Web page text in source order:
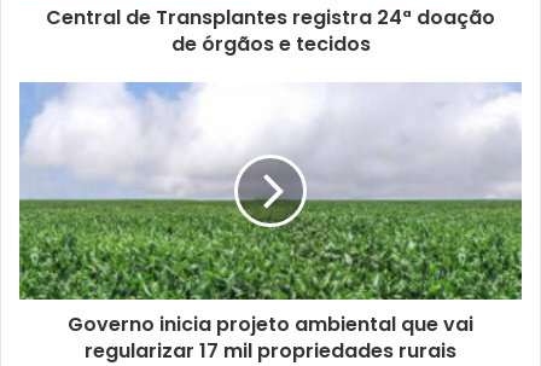
e
m
a
l
Central de Transplantes registra 24ª doação
de órgãos e tecidos
Governo inicia projeto ambiental que vai
regularizar 17 mil propriedades rurais